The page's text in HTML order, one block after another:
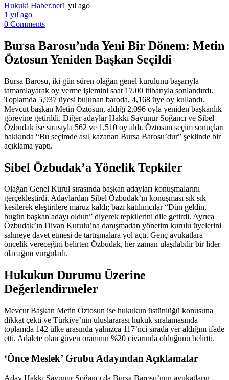
Hukuki Haber.net1 yıl ago
1 yıl ago
0 Comments
Bursa Barosu’nda Yeni Bir Dönem: Metin
Öztosun Yeniden Başkan Seçildi
Bursa Barosu, iki gün süren olağan genel kurulunu başarıyla
tamamlayarak oy verme işlemini saat 17.00 itibarıyla sonlandırdı.
Toplamda 5,937 üyesi bulunan baroda, 4,168 üye oy kullandı.
Mevcut başkan Metin Öztosun, aldığı 2,096 oyla yeniden başkanlık
görevine getirildi. Diğer adaylar Hakkı Savunur Soğancı ve Sibel
Özbudak ise sırasıyla 562 ve 1,510 oy aldı. Öztosun seçim sonuçları
hakkında “Bu seçimde asıl kazanan Bursa Barosu’dur” şeklinde bir
açıklama yaptı.
Sibel Özbudak’a Yönelik Tepkiler
Olağan Genel Kurul sırasında başkan adayları konuşmalarını
gerçekleştirdi. Adaylardan Sibel Özbudak’ın konuşması sık sık
kesilerek eleştirilere maruz kaldı; bazı katılımcılar “Dün geldin,
bugün başkan adayı oldun” diyerek tepkilerini dile getirdi. Ayrıca
Özbudak’ın Divan Kurulu’na danışmadan yönetim kurulu üyelerini
sahneye davet etmesi de tartışmalara yol açtı. Genç avukatlara
öncelik vereceğini belirten Özbudak, her zaman ulaşılabilir bir lider
olacağını vurguladı.
Hukukun Durumu Üzerine
Değerlendirmeler
Mevcut Başkan Metin Öztosun ise hukukun üstünlüğü konusuna
dikkat çekti ve Türkiye’nin uluslararası hukuk sıralamasında
toplamda 142 ülke arasında yalnızca 117’nci sırada yer aldığını ifade
etti. Adalete olan güven oranının %20 civarında olduğunu belirtti.
‘Önce Meslek’ Grubu Adayından Açıklamalar
Aday Hakkı Savunur Soğancı da Bursa Barosu’nun avukatların